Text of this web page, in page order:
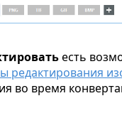
есть
редактирования
во время